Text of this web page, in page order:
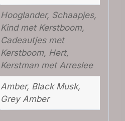
Hooglander, Schaapjes,
Kind met Kerstboom,
Cadeautjes met
Kerstboom, Hert,
Kerstman met Arreslee
Amber, Black Musk,
Grey Amber